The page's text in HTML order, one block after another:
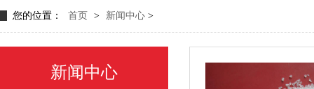
您的位置： 首页 > 新闻中心 >
新闻中心